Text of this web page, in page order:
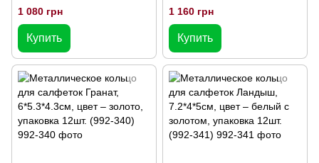
упаковка 12шт. (992-333)
1 080 грн
Купить
12шт. (992-328)
1 160 грн
Купить